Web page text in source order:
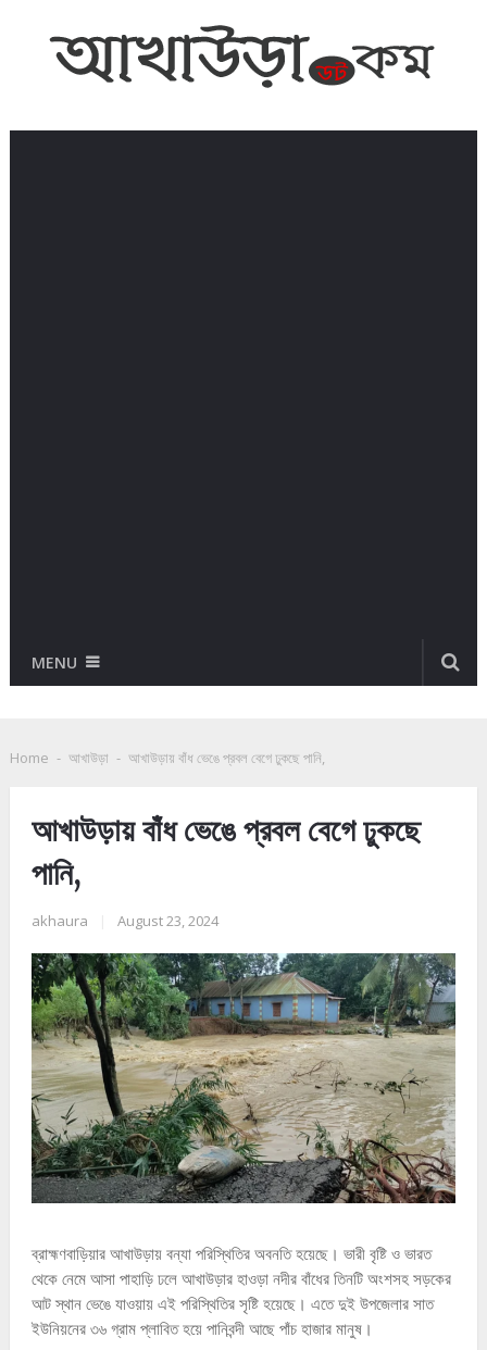
MENU
Home - আখাউড়া - আখাউড়ায় বাঁধ ভেঙে প্রবল বেগে ঢুকছে পানি,
আখাউড়ায় বাঁধ ভেঙে প্রবল বেগে ঢুকছে
পানি,
akhaura August 23, 2024
ব্রাহ্মণবাড়িয়ার আখাউড়ায় বন্যা পরিস্থিতির অবনতি হয়েছে। ভারী বৃষ্টি ও ভারত
থেকে নেমে আসা পাহাড়ি ঢলে আখাউড়ার হাওড়া নদীর বাঁধের তিনটি অংশসহ সড়কের
আট স্থান ভেঙে যাওয়ায় এই পরিস্থিতির সৃষ্টি হয়েছে। এতে দুই উপজেলার সাত
ইউনিয়নের ৩৬ গ্রাম প্লাবিত হয়ে পানিবন্দী আছে পাঁচ হাজার মানুষ।